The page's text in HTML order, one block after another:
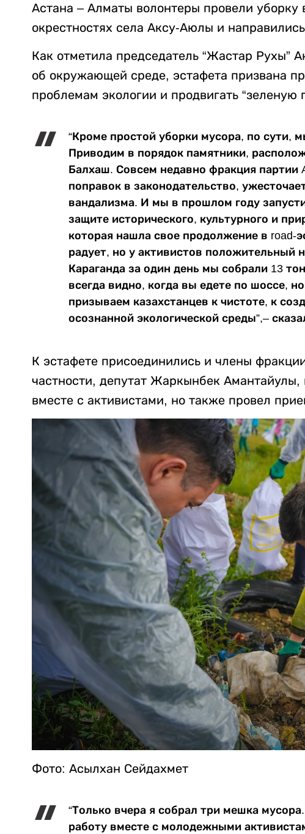
Астана – Алматы волонтеры провели
окрестностях села Аксу-Аюлы и
Как отметила председатель “Жастар Рухы”
об окружающей среде, эстафета призвана
проблемам экологии и продвигать “зеленую
“Кроме простой уборки мусора, по сути,
Приводим в порядок памятники,
Балхаш. Совсем недавно фракция партии
поправок в законодательство,
вандализма. И мы в прошлом году
защите исторического, культурного и
которая нашла свое продолжение в road-
радует, но у активистов положительный
Караганда за один день мы собрали 13
всегда видно, когда вы едете по шоссе,
призываем казахстанцев к чистоте, к
осознанной экологической среды”,–
К эстафете присоединились и члены
частности, депутат Жаркынбек Амантайулы,
вместе с активистами, но также провел
Фото: Асылхан Сейдахмет
“Только вчера я собрал три мешка
работу вместе с молодежными